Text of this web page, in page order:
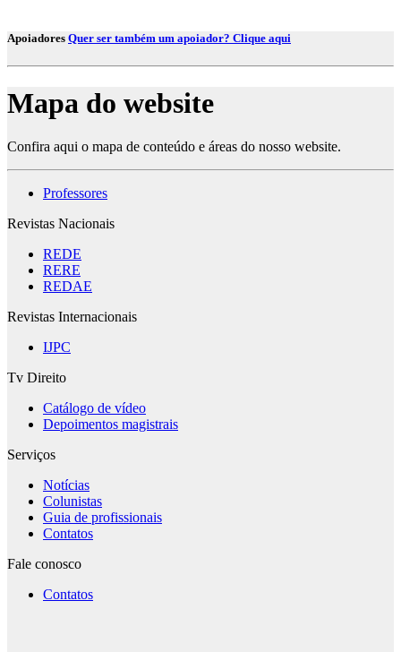
Apoiadores Quer ser também um apoiador? Clique aqui
Mapa do website
Confira aqui o mapa de conteúdo e áreas do nosso website.
Professores
Revistas Nacionais
REDE
RERE
REDAE
Revistas Internacionais
IJPC
Tv Direito
Catálogo de vídeo
Depoimentos magistrais
Serviços
Notícias
Colunistas
Guia de profissionais
Contatos
Fale conosco
Contatos